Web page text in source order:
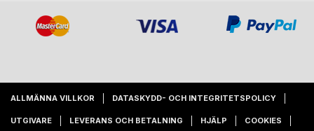
ALLMÄNNA VILLKOR DATASKYDD- OCH INTEGRITETSPOLICY
UTGIVARE LEVERANS OCH BETALNING HJÄLP COOKIES